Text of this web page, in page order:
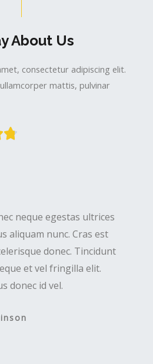
About Us
consectetur adipiscing elit.
mattis, pulvinar

neque egestas ultrices
aliquam nunc. Cras est
donec. Tincidunt
et vel fringilla elit.
donec id vel.